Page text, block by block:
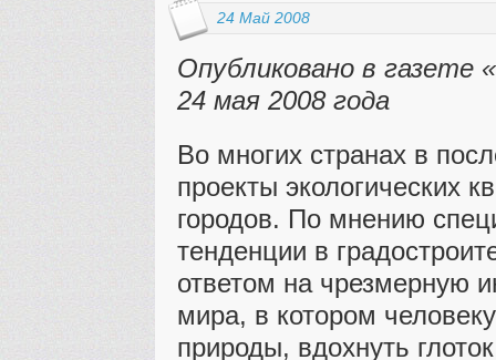
24 Май 2008
Опубликовано в газете
24 мая 2008 года
Во многих странах в
проекты экологических
городов. По мнению
тенденции в
ответом на чрезмерную
мира, в котором
природы, вдохнуть